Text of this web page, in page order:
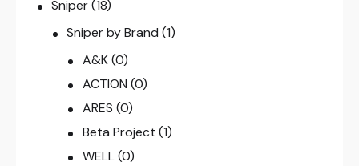
Sniper(18)
Sniper by Brand (1)
A&K (0)
ACTION (0)
ARES (0)
Beta Project (1)
WELL (0)